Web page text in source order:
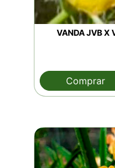
VANDA JVB X
Comprar